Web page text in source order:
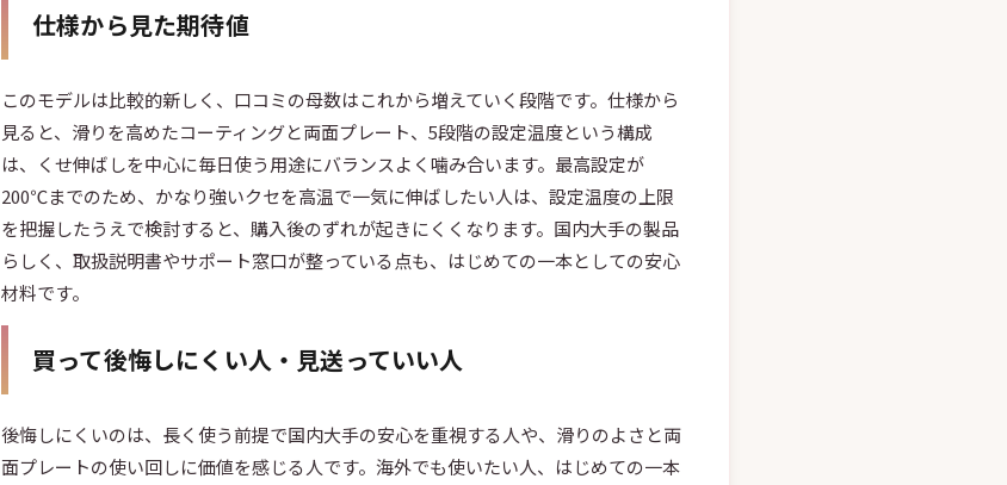
仕様から見た期待値
このモデルは比較的新しく、口コミの母数はこれから増えていく段階です。仕様から
見ると、滑りを高めたコーティングと両面プレート、5段階の設定温度という構成
は、くせ伸ばしを中心に毎日使う用途にバランスよく噛み合います。最高設定が
200℃までのため、かなり強いクセを高温で一気に伸ばしたい人は、設定温度の上限
を把握したうえで検討すると、購入後のずれが起きにくくなります。国内大手の製品
らしく、取扱説明書やサポート窓口が整っている点も、はじめての一本としての安心
材料です。
買って後悔しにくい人・見送っていい人
後悔しにくいのは、長く使う前提で国内大手の安心を重視する人や、滑りのよさと両
面プレートの使い回しに価値を感じる人です。海外でも使いたい人、はじめての一本